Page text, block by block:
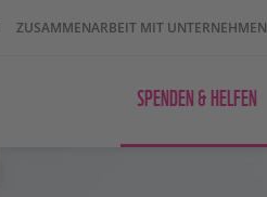
ZUSAMMENARBEIT MIT UNTERNEHMEN
SPENDEN & HELFEN